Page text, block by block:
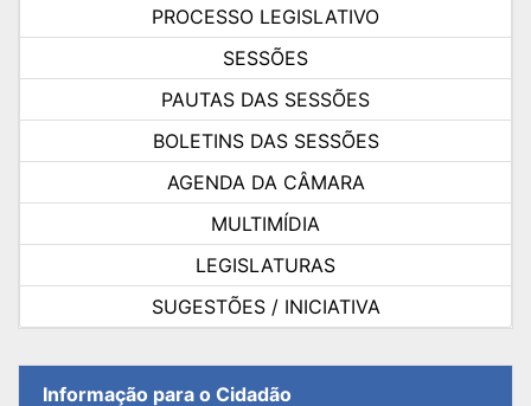
PROCESSO LEGISLATIVO
SESSÕES
PAUTAS DAS SESSÕES
BOLETINS DAS SESSÕES
AGENDA DA CÂMARA
MULTIMÍDIA
LEGISLATURAS
SUGESTÕES / INICIATIVA
Informação para o Cidadão